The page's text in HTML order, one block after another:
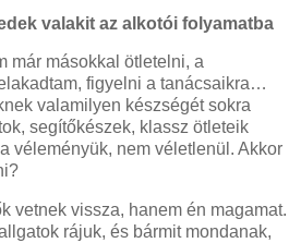
valakit az alkotói folyamatba
már másokkal ötletelni, a
figyelni a tanácsaikra…
valamilyen készségét sokra
segítőkészek, klassz ötleteik
véleményük, nem véletlenül. Akkor
vetnek vissza, hanem én magamat.
rájuk, és bármit mondanak,